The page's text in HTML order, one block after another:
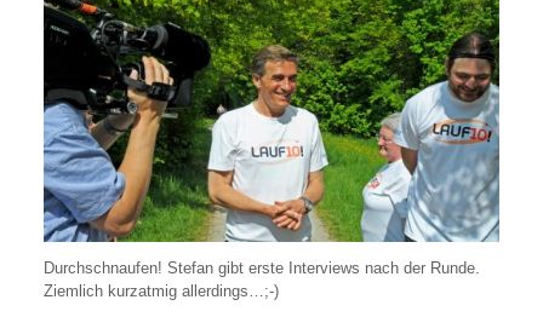
Durchschnaufen! Stefan gibt erste Interviews nach der Runde.
Ziemlich kurzatmig allerdings…;-)